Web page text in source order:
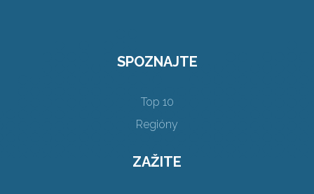
SPOZNAJTE
Top 10
Regióny
ZAŽITE